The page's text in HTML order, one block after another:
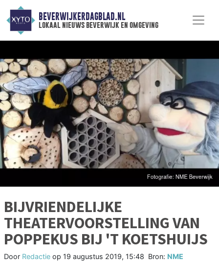
BEVERWIJKERDAGBLAD.NL
lokaal nieuws beverwijk en omgeving
BIJVRIENDELIJKE
THEATERVOORSTELLING VAN
POPPEKUS BIJ 'T KOETSHUIJS
Door Redactie op 19 augustus 2019, 15:48 Bron: NME